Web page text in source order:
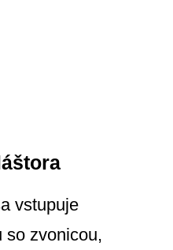
vstupuje
so zvonicou,